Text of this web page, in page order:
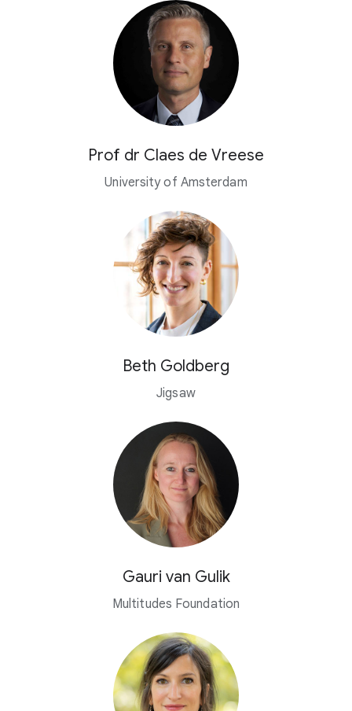
Prof dr Claes de Vreese
University of Amsterdam
Beth Goldberg
Jigsaw
Gauri van Gulik
Multitudes Foundation